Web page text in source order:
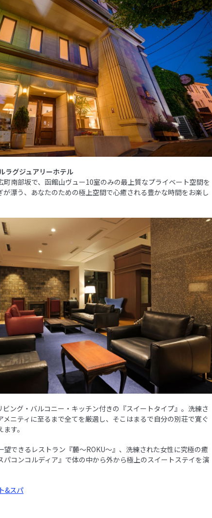
ラグジュアリーホテル
南部坂で、函館山ヴュー10室のみの最上質なプライベート空間を
が漂う、あなたのための極上空間で心癒される豊かな時間をお楽し
ング・バルコニー・キッチン付きの『スイートタイプ』。洗練さ
ニティに至るまで全てを厳選し、そこはまるで自分の別荘で寛ぐ
す。
できるレストラン『麓〜ROKU〜』、洗練された女性に究極の癒
パコンコルディア』で体の中から外から極上のスイートステイを演
&スパ